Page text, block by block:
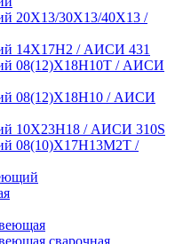
20Х13/30Х13/40Х13 /
14Х17Н2 / АИСИ 431
08(12)Х18Н10Т / АИСИ
08(12)Х18Н10 / АИСИ
10Х23Н18 / АИСИ 310S
08(10)Х17Н13М2Т /
сварочная